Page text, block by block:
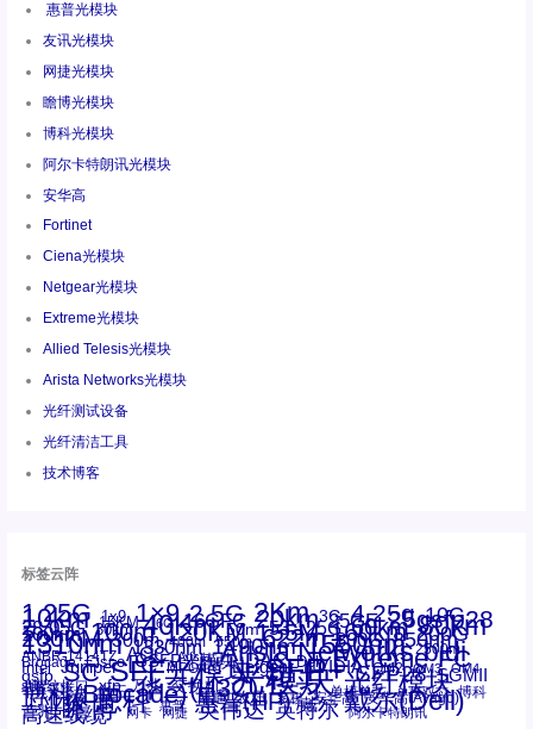
惠普光模块
友讯光模块
网捷光模块
瞻博光模块
博科光模块
阿尔卡特朗讯光模块
安华高
Fortinet
Ciena光模块
Netgear光模块
Extreme光模块
Allied Telesis光模块
Arista Networks光模块
光纤测试设备
光纤清洁工具
技术博客
标签云阵
1.25G 1x9 1×9 2.5G 2Km 3G 4.25g 10G
10km 15KM 16G 16GFC 20km 25GE 25gsfp28
28.05G 30km 40Km 50m 53.125G 60km 80km
100km 100m 120KM 155M 160km 200G
200KM 300m 400m 550m 622m 800G 850nm
1310nm 1330nm 1490nm 1550nm 2500m
ANBR-1414TZ AOC Arista Arista Networks bidi
Brocade Cisco CSFP光模块 DAC Dell Extreme FC
Intel Juniper LC MPO-LC Netgear NVIDIA OM2 OM3 OM4
qsfp SC SFF光模块 SFP+ SFP28 SGMII
st螺纹接口 xfp 万兆 交换机 光模块 光纤模块
千兆光模块 华三 华三(H3C) 华为 单模单芯 单模双芯 博科
博科(Brocade) 博通 友讯 多模 安华高 安华高(Avago)
工业级 思科 惠普 惠普(HP) 戴尔 戴尔(Dell)
百兆 瞻博 网卡 网捷 英伟达 英特尔 阿尔卡特朗讯
高速线缆